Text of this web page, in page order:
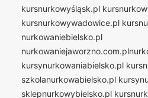
kursnurkowyśląsk.pl
kursnurkowywadowice.pl
nurkowaniebielsko.pl
kursynurkowaniabielsko.pl
szkolanurkowabielsko.pl
sklepnurkowybielsko.pl